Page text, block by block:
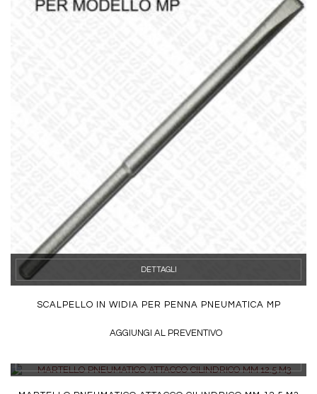
DETTAGLI
SCALPELLO IN WIDIA PER PENNA PNEUMATICA MP
AGGIUNGI AL PREVENTIVO